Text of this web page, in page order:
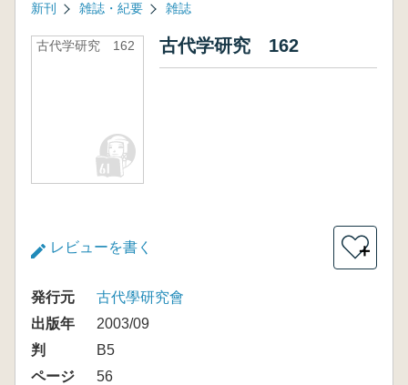
新刊 雑誌・紀要 雑誌
古代学研究 162 古代学研究 162
レビューを書く ＋
発行元
古代學研究會
出版年
2003/09
判
B5
ページ
56